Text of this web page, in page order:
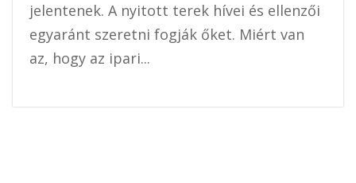
jelentenek. A nyitott terek hívei és ellenzői
egyaránt szeretni fogják őket. Miért van
az, hogy az ipari...